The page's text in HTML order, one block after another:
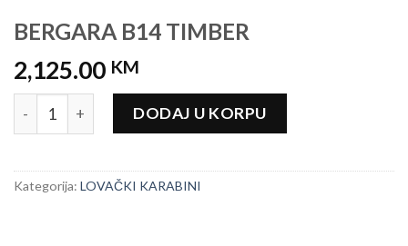
BERGARA B14 TIMBER
2,125.00 KM
BERGARA B14 TIMBER količina
DODAJ U KORPU
Kategorija: LOVAČKI KARABINI